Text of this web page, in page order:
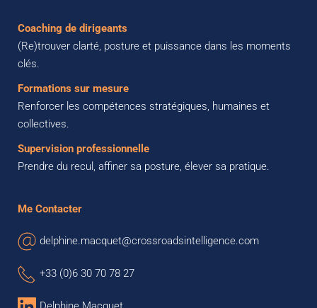
Coaching de dirigeants
(Re)trouver clarté, posture et puissance dans les moments
clés.
Formations sur mesure
Renforcer les compétences stratégiques, humaines et
collectives.
Supervision professionnelle
Prendre du recul, affiner sa posture, élever sa pratique.
Me Contacter
delphine.macquet@crossroadsintelligence.com
+33 (0)6 30 70 78 27